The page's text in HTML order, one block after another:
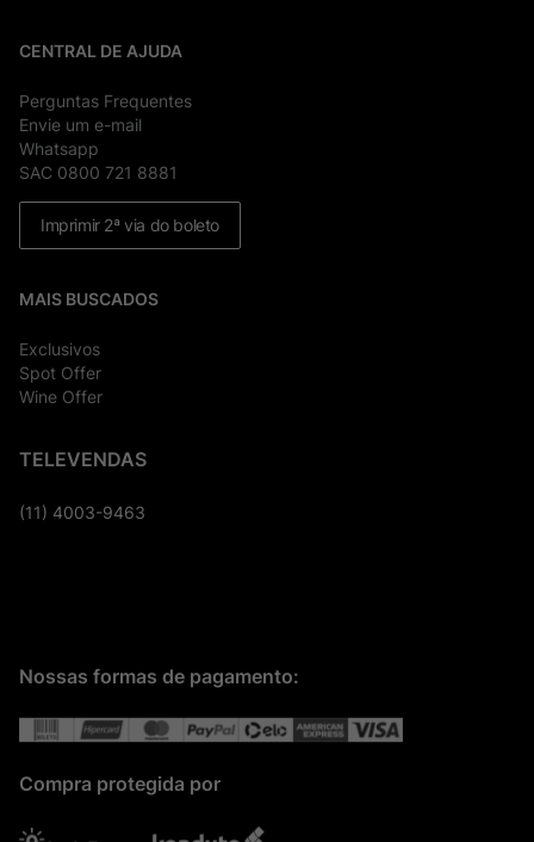
CENTRAL DE AJUDA
Perguntas Frequentes
Envie um e-mail
Whatsapp
SAC 0800 721 8881
Imprimir 2ª via do boleto
MAIS BUSCADOS
Exclusivos
Spot Offer
Wine Offer
TELEVENDAS
(11) 4003-9463
Nossas formas de pagamento:
Compra protegida por